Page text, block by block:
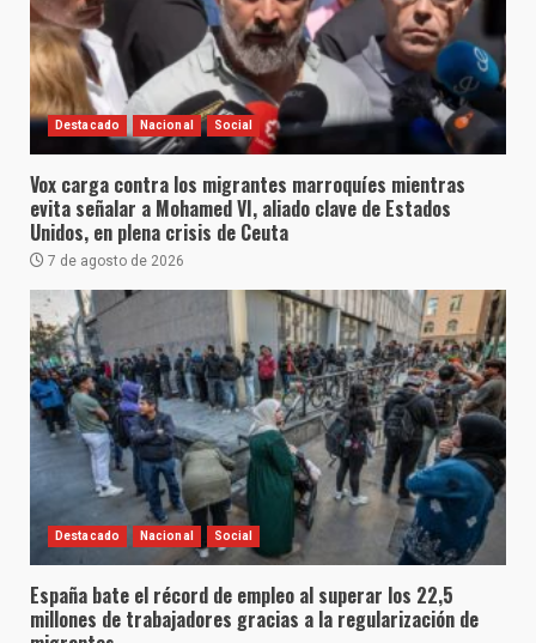
Destacado Nacional Social
Vox carga contra los migrantes marroquíes mientras
evita señalar a Mohamed VI, aliado clave de Estados
Unidos, en plena crisis de Ceuta
7 de agosto de 2026
Destacado Nacional Social
España bate el récord de empleo al superar los 22,5
millones de trabajadores gracias a la regularización de